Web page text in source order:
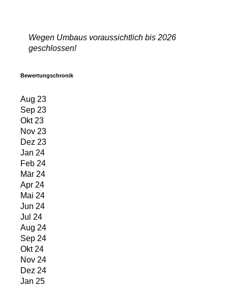
Wegen Umbaus voraussichtlich bis 2026
geschlossen!
Bewertungschronik
Aug 23
Sep 23
Okt 23
Nov 23
Dez 23
Jan 24
Feb 24
Mär 24
Apr 24
Mai 24
Jun 24
Jul 24
Aug 24
Sep 24
Okt 24
Nov 24
Dez 24
Jan 25